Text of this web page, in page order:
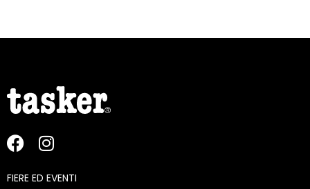
FIERE ED EVENTI